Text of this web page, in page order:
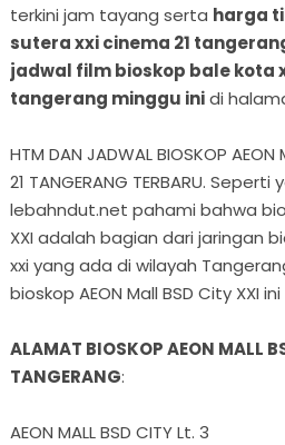
terkini jam tayang serta harga
sutera xxi cinema 21
jadwal film bioskop bale kota
tangerang minggu inidi
HTM DAN JADWAL BIOSKOP AEON
21 TANGERANG TERBARU.
lebahndut.net pahami bahwa
XXI adalah bagian dari jaringan
xxi yang ada di wilayah
bioskop AEON Mall BSD City XXI
ALAMAT BIOSKOP AEON MALL
TANGERANG:
AEON MALL BSD CITY Lt. 3